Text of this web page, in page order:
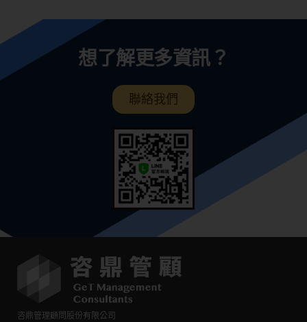
想了解更多資訊？
聯絡我們
咨鼎管理顧問股份有限公司